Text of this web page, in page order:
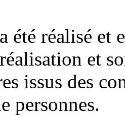
été réalisé et
et
issus des
personnes.